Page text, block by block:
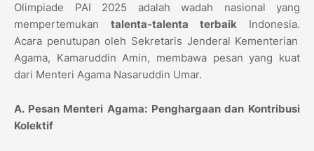
Olimpiade PAI 2025 adalah wadah nasional yang
mempertemukan talenta-talenta terbaik Indonesia.
Acara penutupan oleh Sekretaris Jenderal Kementerian
Agama, Kamaruddin Amin, membawa pesan yang kuat
dari Menteri Agama Nasaruddin Umar.
A. Pesan Menteri Agama: Penghargaan dan Kontribusi
Kolektif